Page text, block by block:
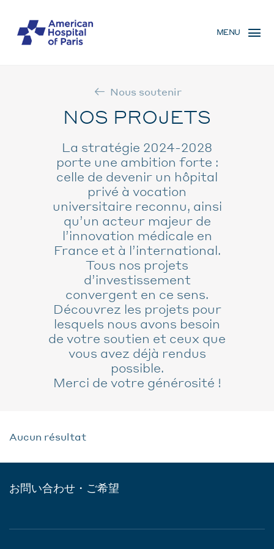
main
MENU
MOBILE
MENU
Nous soutenir
NOS PROJETS
La stratégie 2024-2028
porte une ambition forte :
celle de devenir un hôpital
privé à vocation
universitaire reconnu, ainsi
qu’un acteur majeur de
l’innovation médicale en
France et à l’international.
Tous nos projets
d’investissement
convergent en ce sens.
Découvrez les projets pour
lesquels nous avons besoin
de votre soutien et ceux que
vous avez déjà rendus
possible.
Merci de votre générosité !
Aucun résultat
お問い合わせ・ご希望